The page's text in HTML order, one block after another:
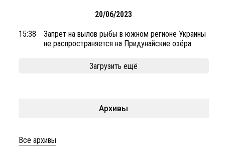
20/06/2023
15:38
Запрет на вылов рыбы в южном регионе Украины
не распространяется на Придунайские озёра
Загрузить ещё
Архивы
Все архивы